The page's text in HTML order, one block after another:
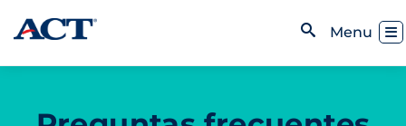
Skip to content
Menu